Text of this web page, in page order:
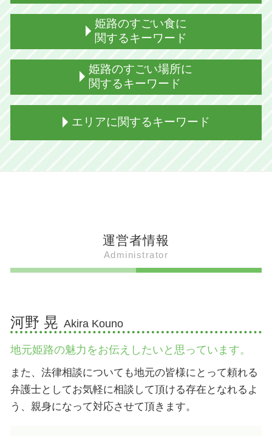
姫路出身 アイドル
姫路出身 女
姫路出身 格闘家
ドラフト 姫路出身
姫路 すごい人えらい人
おちょやん 姫路出身
姫路出身 芸能人 男性
姫路 有名人
姫路出身 演歌歌手
姫路出身 グループ
姫路出身 youtuber
姫路のすごい食に
関するキーワード
兵庫 姫路 食
姫路 御座候 とは
姫路 グルメ 名物
夢王 卵 姫路
姫路 ぐじゃ焼き
姫路 ござそうろうとは 簡単に
アーモンドトースト 姫路
姫路 駅そば 由来
姫路おでん ランチ
姫路 御座候 見学
姫路のすごい場所に
関するキーワード
書写山圓教寺 ラストサムライ
姫路 好古園
姫路 射楯兵主神社 御朱印
姫路 広峯神社 パワースポット
姫路城 おすすめポイント
吉備真備 広峯神社
御座候 姫路 工場見学
姫路城 パワースポット
姫路 美術館
姫路城 石垣
射楯兵主神社 姫路
エリアに関するキーワード
姫路市 魅力
姫路市 うどん
たつの市 名物 食べ物
加西市 観光
加西市 道の駅
たつの市 魅力
姫路市 温泉
姫路市 お祭り
加西市 観光 おすすめ
運営者情報
Administrator
河野 晃 Akira Kouno
地元姫路の魅力をお伝えしたいと思っています。
また、法律相談についても地元の皆様にとって頼れる
弁護士としてお気軽に相談して頂ける存在となれるよ
う、親身になって対応させて頂きます。